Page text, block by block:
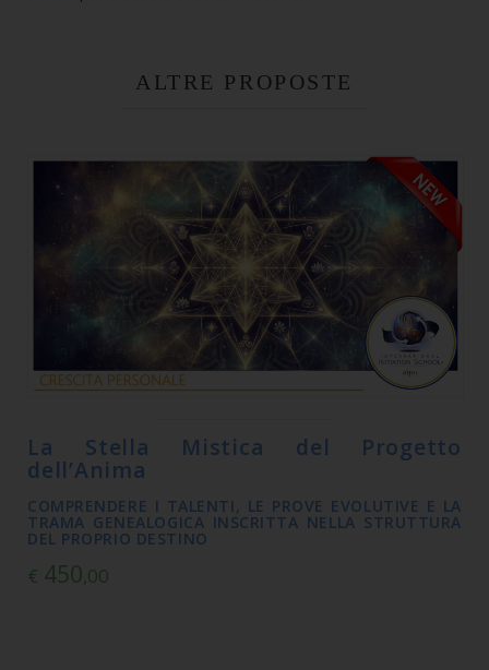
ALTRE PROPOSTE
La Stella Mistica del Progetto
dell’Anima
COMPRENDERE I TALENTI, LE PROVE EVOLUTIVE E LA
TRAMA GENEALOGICA INSCRITTA NELLA STRUTTURA
DEL PROPRIO DESTINO
€ 450,00